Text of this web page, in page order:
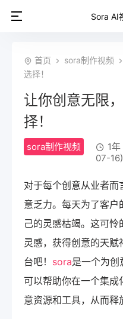
首页 sora制作视频
选择！
让你创意无限
择！
sora制作视频
1
07-16)
对于每个创意从业者而
意乏力。每天为了客户
己的灵感枯竭。这可
灵感，获得创意的天
台吧！ sora是一个为创
可以帮助你在一个集成
意资源和工具，从而释